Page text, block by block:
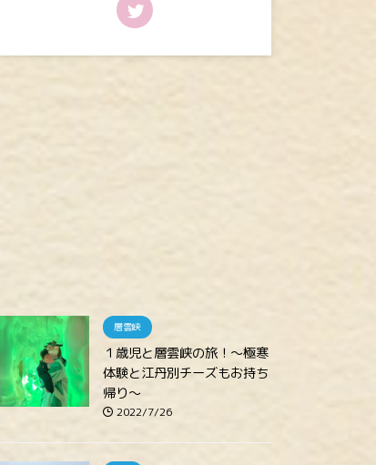
層雲峡
１歳児と層雲峡の旅！～極寒
体験と江丹別チーズもお持ち
帰り～
2022/7/26